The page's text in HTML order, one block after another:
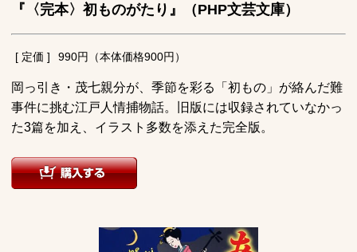
『〈完本〉初ものがたり』（PHP文芸文庫）
[ 定価 ] 990円（本体価格900円）
岡っ引き・茂七親分が、季節を彩る「初もの」が絡んだ難
事件に挑む江戸人情捕物話。旧版には収録されていなかっ
た3篇を加え、イラスト多数を添えた完全版。